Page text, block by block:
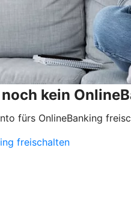
kein
fürs OnlineBanking
freischalten